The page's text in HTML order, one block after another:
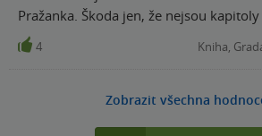
Pražanka. Škoda jen, že nejsou kapitoly
4 Kniha,
Zobrazit všechna